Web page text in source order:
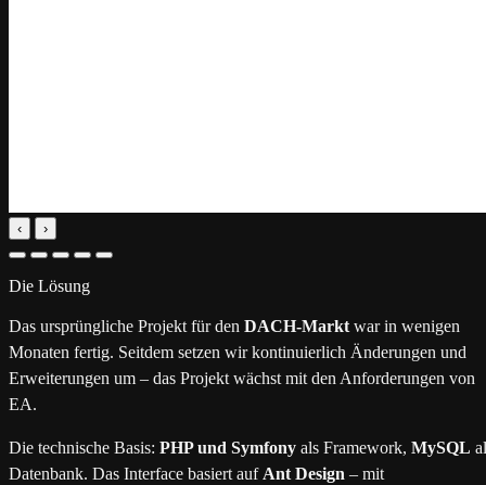
‹ ›
Die Lösung
Das ursprüngliche Projekt für den DACH-Markt war in wenigen
Monaten fertig. Seitdem setzen wir kontinuierlich Änderungen und
Erweiterungen um – das Projekt wächst mit den Anforderungen von
EA.
Die technische Basis: PHP und Symfony als Framework, MySQL
Datenbank. Das Interface basiert auf Ant Design – mit